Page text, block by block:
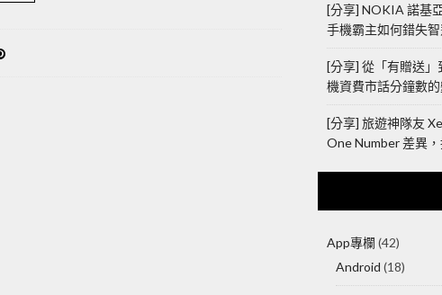
[分享] NOKIA 諾基
手機霸主如何錯失
[分享] 從「有贈送
機資費市話分鐘數
[分享] 旅遊神隊友
One Number 差異
App專欄 (42)
Android (18)